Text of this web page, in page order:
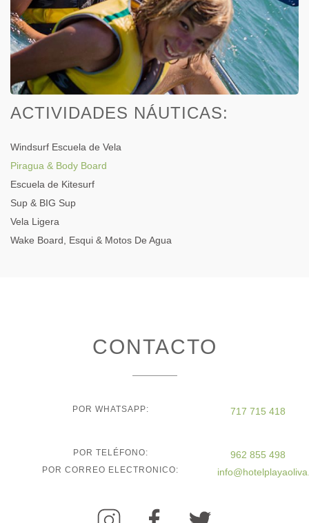
ACTIVIDADES NÁUTICAS:
Windsurf Escuela de Vela
Piragua & Body Board
Escuela de Kitesurf
Sup & BIG Sup
Vela Ligera
Wake Board, Esqui & Motos De Agua
CONTACTO
POR WHATSAPP: 717 715 418
POR TELÉFONO: 962 855 498
POR CORREO ELECTRONICO: